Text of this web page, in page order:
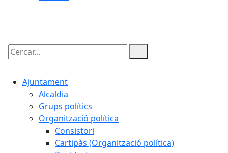
Cercar:
Ajuntament
Alcaldia
Grups polítics
Organització política
Consistori
Cartipàs (Organització política)